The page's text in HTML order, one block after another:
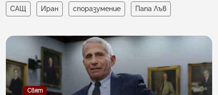
САЩ Иран споразумение Папа Лъв
Свят